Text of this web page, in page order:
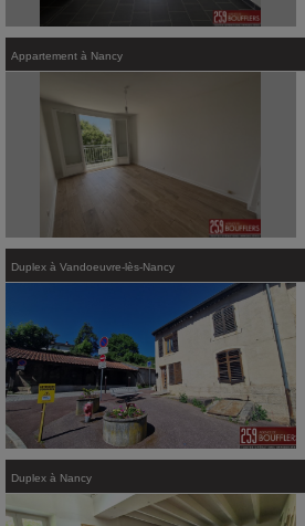
Appartement à Nancy
Duplex à Vandoeuvre-lès-Nancy
Duplex à Nancy